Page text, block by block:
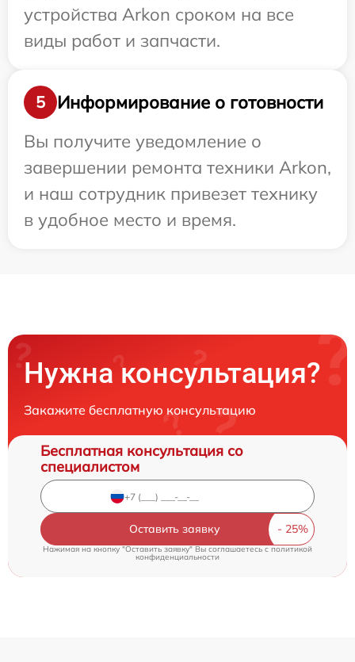
устройства Arkon сроком на все
виды работ и запчасти.
5
Информирование о готовности
Вы получите уведомление о
завершении ремонта техники Arkon,
и наш сотрудник привезет технику
в удобное место и время.
Нужна консультация?
Закажите бесплатную консультацию
Бесплатная консультация со
специалистом
Оставить заявку
Нажимая на кнопку "Оставить заявку" Вы соглашаетесь cполитикой
конфиденциальности